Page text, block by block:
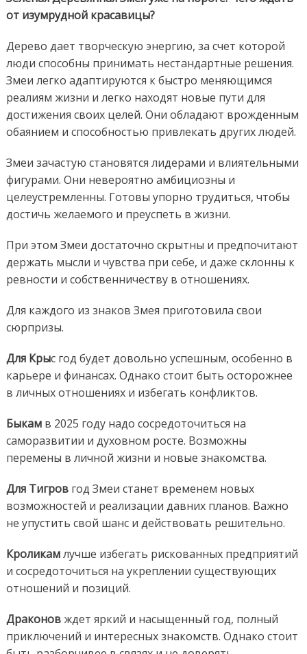
от изумрудной красавицы?
Дерево дает творческую энергию, за счет которой
люди способны принимать нестандартные решения.
Змеи легко адаптируются к быстро меняющимся
реалиям жизни и легко находят новые пути для
достижения своих целей. Они обладают врожденным
обаянием и способностью привлекать других людей.
Змеи зачастую становятся лидерами и влиятельными
фигурами. Они невероятно амбициозны и
целеустремленны. Готовы упорно трудиться, чтобы
достичь желаемого и преуспеть в жизни.
При этом Змеи достаточно скрытны и предпочитают
держать мысли и чувства при себе, и даже склонны к
ревности и собственничеству в отношениях.
Для каждого из знаков Змея приготовила свои
сюрпризы.
Для Крыс год будет довольно успешным, особенно в
карьере и финансах. Однако стоит быть осторожнее
в личных отношениях и избегать конфликтов.
Быкамв 2025 году надо сосредоточиться на
саморазвитии и духовном росте. Возможны
перемены в личной жизни и новые знакомства.
Для Тигровгод Змеи станет временем новых
возможностей и реализации давних планов. Важно
не упустить свой шанс и действовать решительно.
Кроликамлучше избегать рискованных предприятий
и сосредоточиться на укреплении существующих
отношений и позиций.
Драконовждет яркий и насыщенный год, полный
приключений и интересных знакомств. Однако стоит